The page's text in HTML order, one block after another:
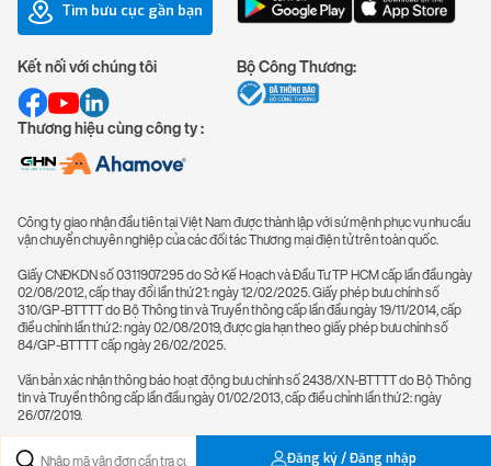
Tìm bưu cục gần bạn
Kết nối với chúng tôi
Thương hiệu cùng công ty :
Bộ Công Thương:
Công ty giao nhận đầu tiên tại Việt Nam được thành lập với sứ mệnh phục vụ nhu cầu
vận chuyển chuyên nghiệp của các đối tác Thương mại điện tử trên toàn quốc.
Giấy CNĐKDN số 0311907295 do Sở Kế Hoạch và Đầu Tư TP HCM cấp lần đầu ngày
02/08/2012, cấp thay đổi lần thứ 21: ngày 12/02/2025. Giấy phép bưu chính số
310/GP-BTTTT do Bộ Thông tin và Truyền thông cấp lần đầu ngày 19/11/2014, cấp
điều chỉnh lần thứ 2: ngày 02/08/2019, được gia hạn theo giấy phép bưu chính số
84/GP-BTTTT cấp ngày 26/02/2025.
Văn bản xác nhận thông báo hoạt động bưu chính số 2438/XN-BTTTT do Bộ Thông
tin và Truyền thông cấp lần đầu ngày 01/02/2013, cấp điều chỉnh lần thứ 2: ngày
26/07/2019.
Đăng ký / Đăng nhập